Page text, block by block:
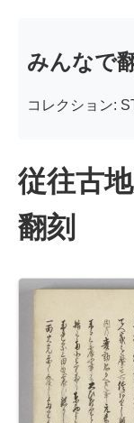
みんなで
コレクション:
従往古
翻刻